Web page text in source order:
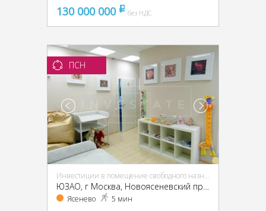
130 000 000 pуббез НДС
ПСН
Инвестиции в помещение свободного назначения (ПСН)
ЮЗАО, г Москва, Новоясеневский пр-т, 13, кор. 2
Ясенево 5 мин